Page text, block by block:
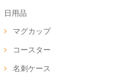
日用品
マグカップ
コースター
名刺ケース